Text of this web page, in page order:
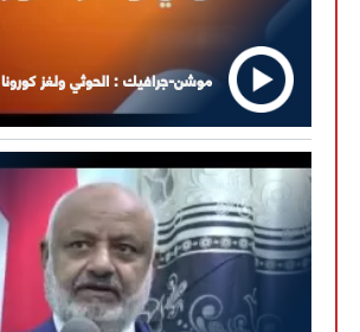
موشن-جرافيك : الحوثي ولغز كورونا